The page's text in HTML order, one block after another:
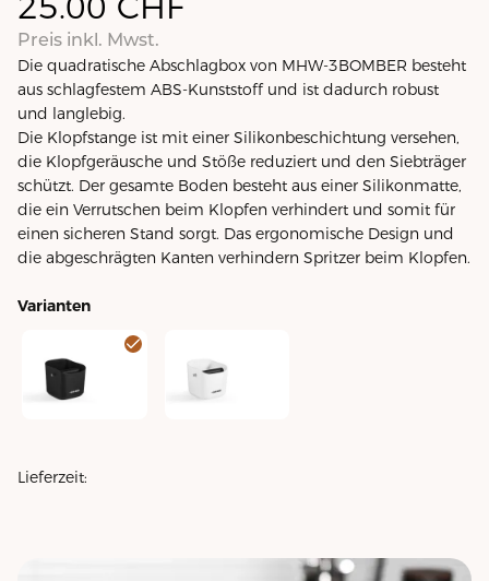
Preis inkl. Mwst.
Die quadratische Abschlagbox von MHW-3BOMBER besteht
aus schlagfestem ABS-Kunststoff und ist dadurch robust
und langlebig.
Die Klopfstange ist mit einer Silikonbeschichtung versehen,
die Klopfgeräusche und Stöße reduziert und den Siebträger
schützt. Der gesamte Boden besteht aus einer Silikonmatte,
die ein Verrutschen beim Klopfen verhindert und somit für
einen sicheren Stand sorgt. Das ergonomische Design und
die abgeschrägten Kanten verhindern Spritzer beim Klopfen.
Varianten
Lieferzeit: